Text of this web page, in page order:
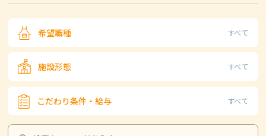
希望職種 すべて
施設形態 すべて
こだわり条件・給与 すべて